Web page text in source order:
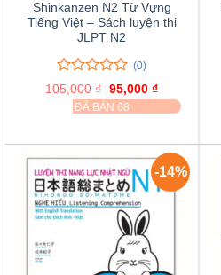
Shinkanzen N2 Từ Vựng
Tiếng Việt – Sách luyện thi
JLPT N2
0
trên
0
giá
(0)
105,000₫ Giá
gốc
là:
95,000 ₫Giá
hiện
tại
ĐÃ BÁN 68
-14%